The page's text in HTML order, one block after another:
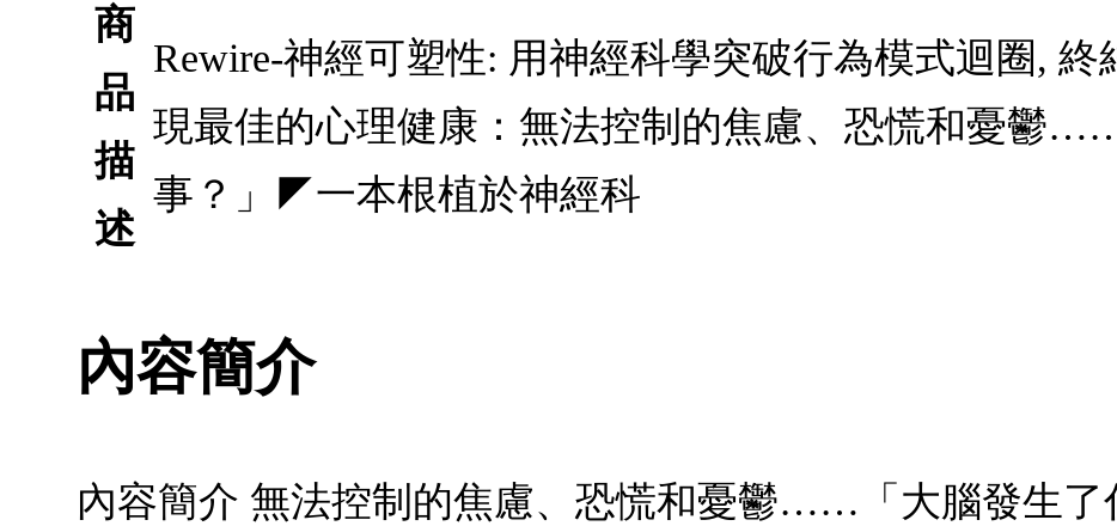
商
品
描
述
Rewire-神經可塑性: 用神經科學突破行為模式迴圈,
現最佳的心理健康：無法控制的焦慮、恐慌和憂鬱
事？」◤一本根植於神經科
內容簡介
內容簡介 無法控制的焦慮、恐慌和憂鬱……「大腦發生